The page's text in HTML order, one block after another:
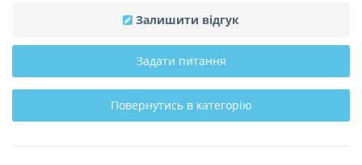
Залишити відгук
Задати питання
Повернутись в категорію